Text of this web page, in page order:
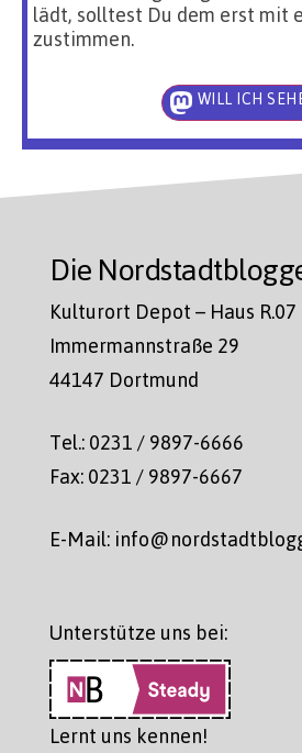
lädt, solltest Du dem erst mit
zustimmen.
WILL ICH
Die
Kulturort Depot – Haus R.07
Immermannstraße 29
44147 Dortmund
Tel.: 0231 / 9897-6666
Fax: 0231 / 9897-6667
E-Mail:
Unterstütze uns bei:
Lernt uns kennen!